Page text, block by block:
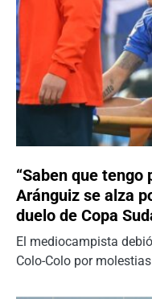
“Saben que tengo
Aránguiz se alza
duelo de Copa
El mediocampista
Colo-Colo por